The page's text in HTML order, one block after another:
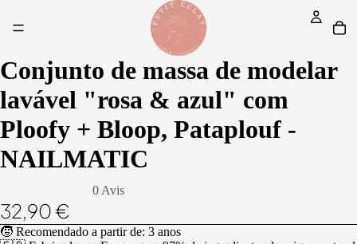
Conjunto de massa de modelar
lavável "rosa & azul" com
Ploofy + Bloop, Pataplouf -
NAILMATIC
0 Avis
32,90 €
🧒 Recomendado a partir de: 3 anos